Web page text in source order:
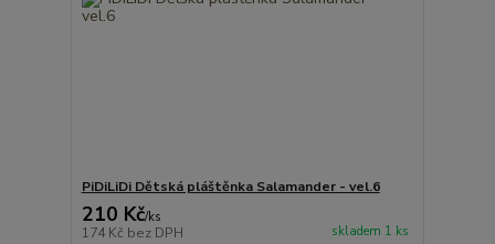
PiDiLiDi Dětská pláštěnka Salamander - vel.6
210 Kč/ks
174 Kč bez DPH skladem 1 ks